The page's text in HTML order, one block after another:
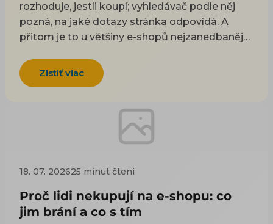
rozhoduje, jestli koupí; vyhledávač podle něj
pozná, na jaké dotazy stránka odpovídá. A
přitom je to u většiny e-shopů nejzanedbanější
převzatý od dodavatele, který má i
konkurence, nebo je prázdné. Tenhle článek
katalogu, kde jich jsou tisíce. Co s texty od
dodavatele, jak vypadá popisek, který opravdu
pomáhá, jak jich vyrobit hodně a přitom z nich
hranice, za kterou Google trestá. A nakonec i to,
jak hotové popisky uhlídat, správně poslat do
feedů (souborů s nabídkou pro srovnávače a
reklamu) a poznat, jestli se práce vyplatila.
Zistiť viac
18. 07. 202625 minut čtení
Proč lidi nekupují na e-shopu: co
jim brání a co s tím